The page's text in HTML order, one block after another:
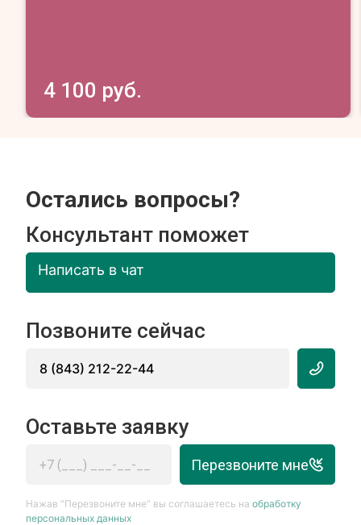
4 100 руб.
Остались вопросы?
Консультант поможет
Написать в чат
Позвоните сейчас
8 (843) 212-22-44
Оставьте заявку
Перезвоните мне
Нажав “Перезвоните мне” вы соглашаетесь наобработку
персональных данных